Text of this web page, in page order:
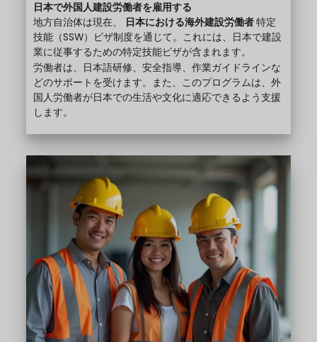
日本で外国人建設労働者を雇用する
地方自治体は現在、 日本における海外建設労働者特定
技能（SSW）ビザ制度を通じて。これには、日本で建設
業に従事するための特定技能ビザが含まれます。
労働者は、日本語研修、安全指導、作業ガイドラインな
どのサポートを受けます。また、このプログラムは、外
国人労働者が日本での生活や文化に適応できるよう支援
します。